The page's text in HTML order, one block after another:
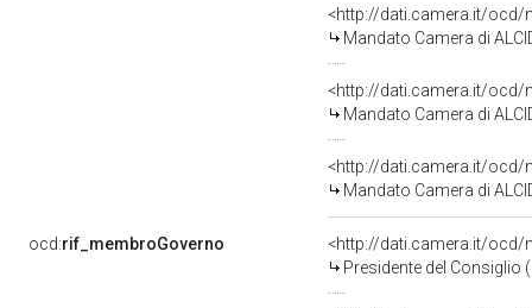
<http://dati.camera.it/ocd/
Mandato Camera di
<http://dati.camera.it/ocd/
Mandato Camera di
<http://dati.camera.it/ocd/
Mandato Camera di
ocd:rif_membroGoverno
<http://dati.camera.it/ocd/
Presidente del Consiglio